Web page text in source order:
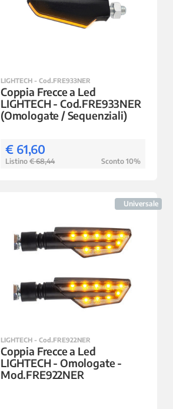
LIGHTECH - Cod.FRE933NER
Coppia Frecce a Led
LIGHTECH - Cod.FRE933NER
(Omologate / Sequenziali)
€ 61,60
Listino € 68,44 Sconto 10%
Universale
LIGHTECH - Cod.FRE922NER
Coppia Frecce a Led
LIGHTECH - Omologate -
Mod.FRE922NER